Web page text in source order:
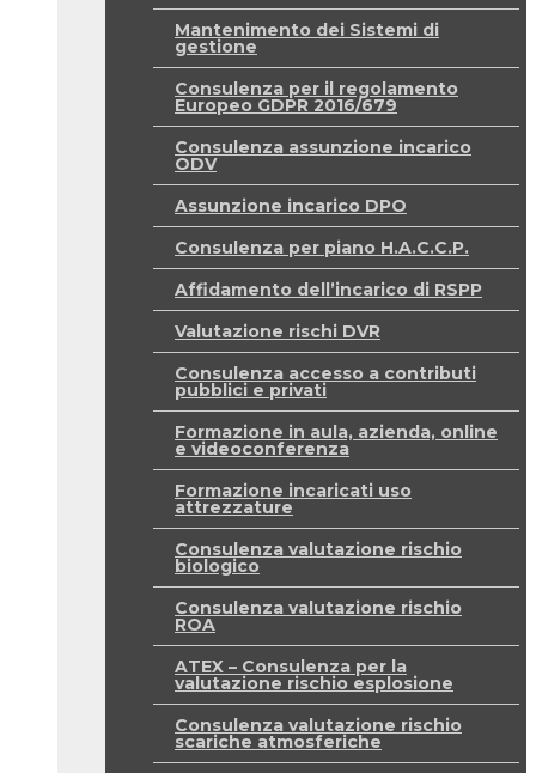
Mantenimento dei Sistemi di
gestione
Consulenza per il regolamento
Europeo GDPR 2016/679
Consulenza assunzione incarico
ODV
Assunzione incarico DPO
Consulenza per piano H.A.C.C.P.
Affidamento dell’incarico di RSPP
Valutazione rischi DVR
Consulenza accesso a contributi
pubblici e privati
Formazione in aula, azienda, online
e videoconferenza
Formazione incaricati uso
attrezzature
Consulenza valutazione rischio
biologico
Consulenza valutazione rischio
ROA
ATEX – Consulenza per la
valutazione rischio esplosione
Consulenza valutazione rischio
scariche atmosferiche